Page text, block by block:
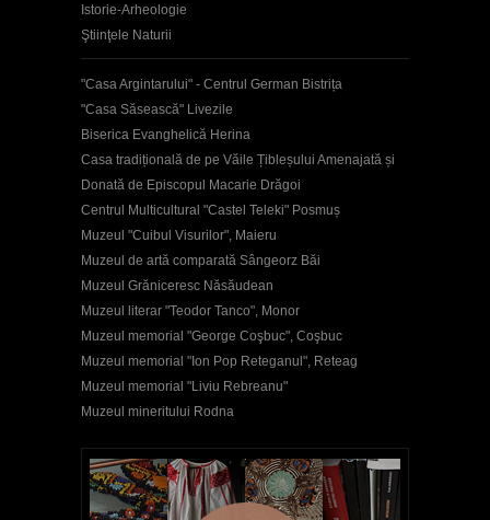
Istorie-Arheologie
Ştiinţele Naturii
"Casa Argintarului" - Centrul German Bistrița
"Casa Săsească" Livezile
Biserica Evanghelică Herina
Casa tradițională de pe Văile Țibleșului Amenajată și
Donată de Episcopul Macarie Drăgoi
Centrul Multicultural "Castel Teleki" Posmuș
Muzeul "Cuibul Visurilor", Maieru
Muzeul de artă comparată Sângeorz Băi
Muzeul Grăniceresc Năsăudean
Muzeul literar "Teodor Tanco", Monor
Muzeul memorial "George Coşbuc", Coşbuc
Muzeul memorial "Ion Pop Reteganul", Reteag
Muzeul memorial "Liviu Rebreanu"
Muzeul mineritului Rodna